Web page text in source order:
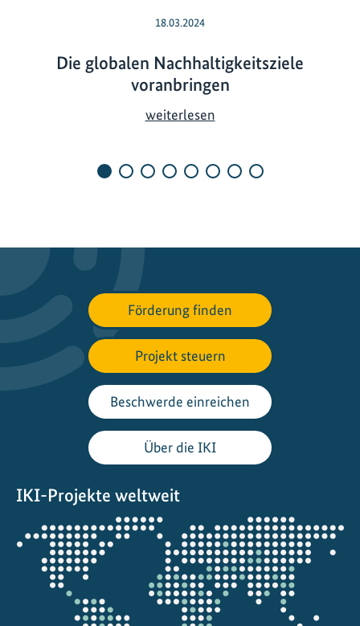
18.03.2024
Die globalen Nachhaltigkeitsziele
voranbringen
weiterlesenD
g
e
n
a
c
h
h
a
l
k
e
i
t
s
Förderung finden
Projekt steuern
Beschwerde einreichen
Über die IKI
IKI-Projekte weltweit
Öffnet
die
Projektkarte